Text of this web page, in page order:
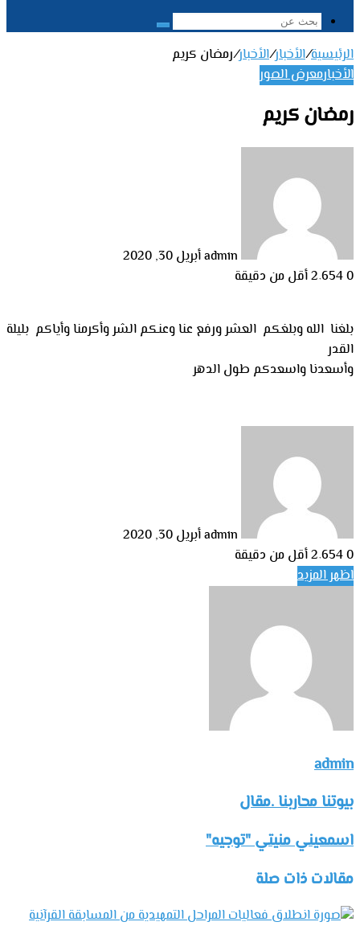
بحث
الرئيسية/الأخبار/الأخبار/رمضان كريم
الأخبارمعرض الصور
رمضان كريم
adminأبريل 30, 2020
0
أقل من دقيقة
بلغنا الله وبلغكم العشر ورفع عنا وعنكم الشر وأكرمنا وأياكم بليلة
القدر
وأسعدنا واسعدكم طول الدهر
adminأبريل 30, 2020
0
أقل من دقيقة
اظهر المزيد
admin
بيوتنا محاربنا .مقال
اسمعيني منيتي "توجيه"
مقالات ذات صلة